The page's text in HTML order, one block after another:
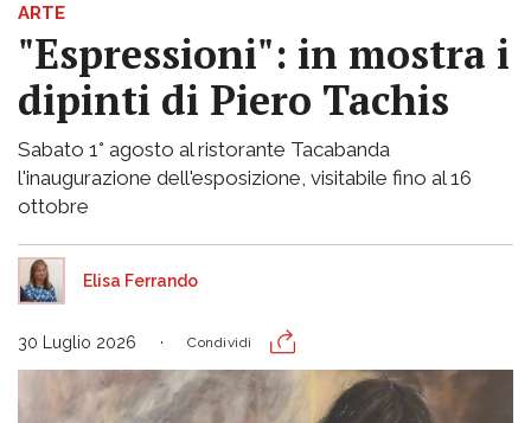
ARTE
"Espressioni": in mostra i
dipinti di Piero Tachis
Sabato 1° agosto al ristorante Tacabanda
l'inaugurazione dell'esposizione, visitabile fino al 16
ottobre
Elisa Ferrando
30 Luglio 2026 Condividi